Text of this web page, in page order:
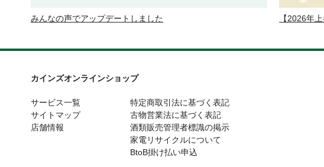
みんなの声でアップデートしました 【2026年
カインズオンラインショップ
サービス一覧
サイトマップ
店舗情報
特定商取引法に基づく表記
古物営業法に基づく表記
酒類販売管理者標識の掲示
家電リサイクルについて
BtoB掛け払い申込